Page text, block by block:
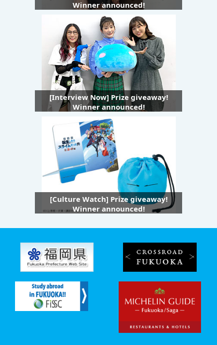
Winner announced!
[Interview Now] Prize giveaway!
Winner announced!
[Culture Watch] Prize giveaway!
Winner announced!